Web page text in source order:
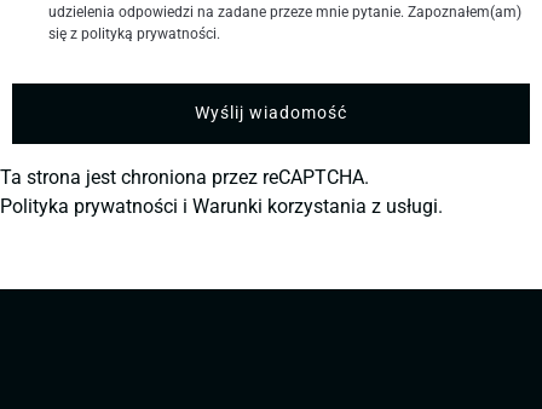
udzielenia odpowiedzi na zadane przeze mnie pytanie. Zapoznałem(am)
się z polityką prywatności.
Ta strona jest chroniona przez reCAPTCHA.
Polityka prywatności i Warunki korzystania z usługi.